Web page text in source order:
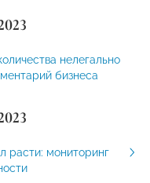
нелегально
бизнеса
расти: мониторинг